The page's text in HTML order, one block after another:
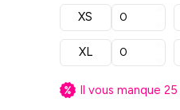
XS
XL
Il vous manque 25